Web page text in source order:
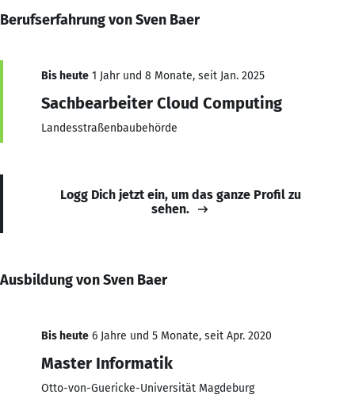
Berufserfahrung von Sven Baer
Bis heute 1 Jahr und 8 Monate, seit Jan. 2025
Sachbearbeiter Cloud Computing
Landesstraßenbaubehörde
Logg Dich jetzt ein, um das ganze Profil zu
sehen.
Ausbildung von Sven Baer
Bis heute 6 Jahre und 5 Monate, seit Apr. 2020
Master Informatik
Otto-von-Guericke-Universität Magdeburg